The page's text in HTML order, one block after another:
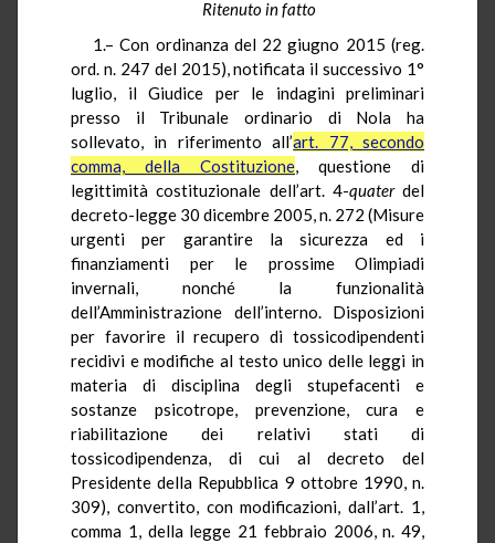
Ritenuto in fatto
1.– Con ordinanza del 22 giugno 2015 (reg.
ord. n. 247 del 2015), notificata il successivo 1°
luglio, il Giudice per le indagini preliminari
presso il Tribunale ordinario di Nola ha
sollevato, in riferimento all’art. 77, secondo
comma, della Costituzione, questione di
legittimità costituzionale dell’art. 4-quaterdel
decreto-legge 30 dicembre 2005, n. 272 (Misure
urgenti per garantire la sicurezza ed i
finanziamenti per le prossime Olimpiadi
invernali, nonché la funzionalità
dell’Amministrazione dell’interno. Disposizioni
per favorire il recupero di tossicodipendenti
recidivi e modifiche al testo unico delle leggi in
materia di disciplina degli stupefacenti e
sostanze psicotrope, prevenzione, cura e
riabilitazione dei relativi stati di
tossicodipendenza, di cui al decreto del
Presidente della Repubblica 9 ottobre 1990, n.
309), convertito, con modificazioni, dall’art. 1,
comma 1, della legge 21 febbraio 2006, n. 49,